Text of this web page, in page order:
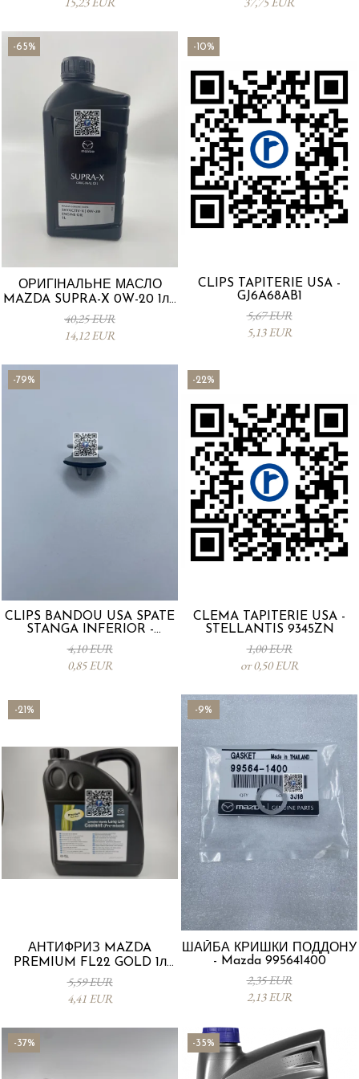
-65%
ОРИГІНАЛЬНЕ МАСЛО
MAZDA SUPRA-X 0W-20 1л -
0012MO0W20
40,25 EUR
14,12 EUR
-10%
CLIPS TAPITERIE USA -
GJ6A68AB1
5,67 EUR
5,13 EUR
-79%
CLIPS BANDOU USA SPATE
STANGA INFERIOR -
KD5351SJ3A
4,10 EUR
0,85 EUR
-22%
CLEMA TAPITERIE USA -
STELLANTIS 9345ZN
1,00 EUR
от 0,50 EUR
-21%
АНТИФРИЗ MAZDA
PREMIUM FL22 GOLD 1л
L247CL005 4X
5,59 EUR
4,41 EUR
-9%
ШАЙБА КРИШКИ ПОДДОНУ
- Mazda 995641400
2,35 EUR
2,13 EUR
-37% -35%